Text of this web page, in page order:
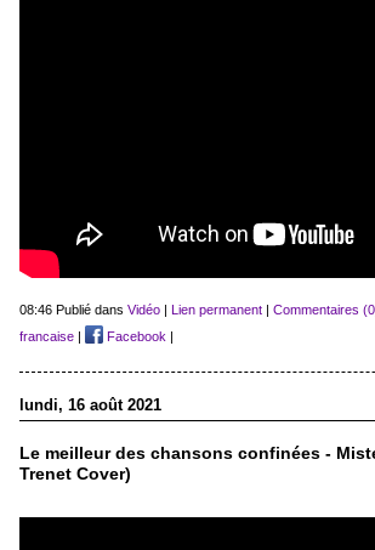
08:46 Publié dans Vidéo| Lien permanent| Commentaires
francaise| Facebook |
lundi, 16 août 2021
Le meilleur des chansons confinées -
Trenet Cover)